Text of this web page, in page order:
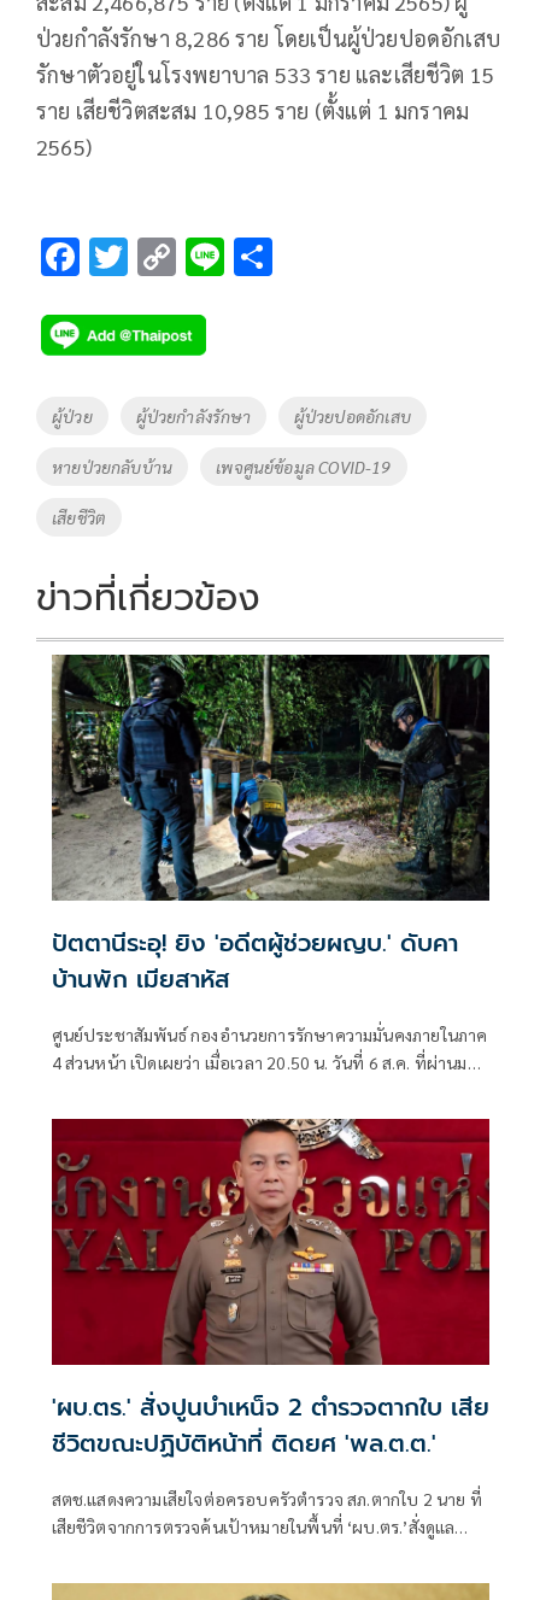
ป่วยกำลังรักษา 8,286 ราย โดยเป็นผู้ป่วยปอดอักเสบ
รักษาตัวอยู่ในโรงพยาบาล 533 ราย และเสียชีวิต 15
ราย เสียชีวิตสะสม 10,985 ราย (ตั้งแต่ 1 มกราคม
2565)
F
e
b
o
o
k
T
tt
er
C
p
y
Li
Li
Tags
ผู้ป่วย ผู้ป่วยกำลังรักษา ผู้ป่วยปอดอักเสบ
หายป่วยกลับบ้าน เพจศูนย์ข้อมูล COVID-19
เสียชีวิต
ข่าวที่เกี่ยวข้อง
ปัตตานีระอุ! ยิง 'อดีตผู้ช่วยผญบ.' ดับคา
บ้านพัก เมียสาหัส
ศูนย์ประชาสัมพันธ์ กองอำนวยการรักษาความมั่นคงภายในภาค
4 ส่วนหน้า เปิดเผยว่า เมื่อเวลา 20.50 น. วันที่ 6 ส.ค. ที่ผ่านมา
อาแว อดีตผู้ช่วยผู้ใหญ่บ้านหมู่ที่ 5
'ผบ.ตร.' สั่งปูนบำเหน็จ 2 ตำรวจตากใบ เสีย
ชีวิตขณะปฏิบัติหน้าที่ ติดยศ 'พล.ต.ต.'
สตช.แสดงความเสียใจต่อครอบครัวตำรวจ สภ.ตากใบ 2 นาย ที่
เสียชีวิตจากการตรวจค้นเป้าหมายในพื้นที่ ‘ผบ.ตร.’สั่งดูแล
จากเหตุดังกล่าว